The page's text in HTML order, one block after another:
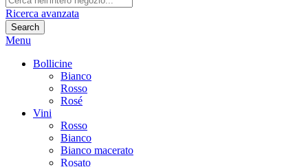
Ricerca avanzata
Search
Menu
Bollicine
Bianco
Rosso
Rosé
Vini
Rosso
Bianco
Bianco macerato
Rosato